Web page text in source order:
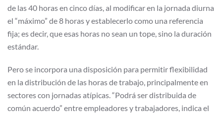
de las 40 horas en cinco días, al modificar en la jornada diurna
el “máximo” de 8 horas y establecerlo como una referencia
fija; es decir, que esas horas no sean un tope, sino la duración
estándar.
Pero se incorpora una disposición para permitir flexibilidad
en la distribución de las horas de trabajo, principalmente en
sectores con jornadas atípicas. “Podrá ser distribuida de
común acuerdo” entre empleadores y trabajadores, indica el